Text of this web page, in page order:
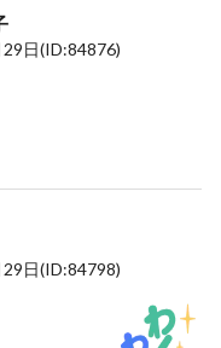
29日(ID:84876)
29日(ID:84798)